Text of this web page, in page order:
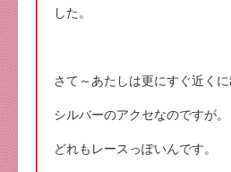
した。
さて～あたしは更にすぐ近く
シルバーのアクセなのですが。
どれもレースっぽいんです。